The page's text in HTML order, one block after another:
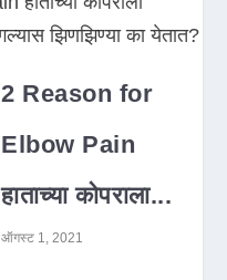
2 Reason for
Elbow Pain
हाताच्या कोपराला...
ऑगस्ट 1, 2021